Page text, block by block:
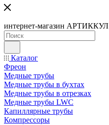
интернет-магазин АРТИККУЛ
Каталог
Фреон
Медные трубы
Медные трубы в бухтах
Медные трубы в отрезках
Медные трубы LWC
Капиллярные трубы
Компрессоры